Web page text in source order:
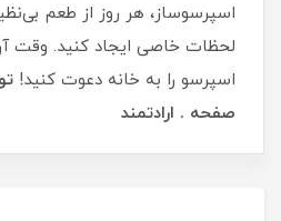
اسپرسوساز، هر روز از طعم
لحظات خاصی ایجاد کنید. وقت
اسپرسو را به خانه دعوت کنید!
صفحه . ارادتمند